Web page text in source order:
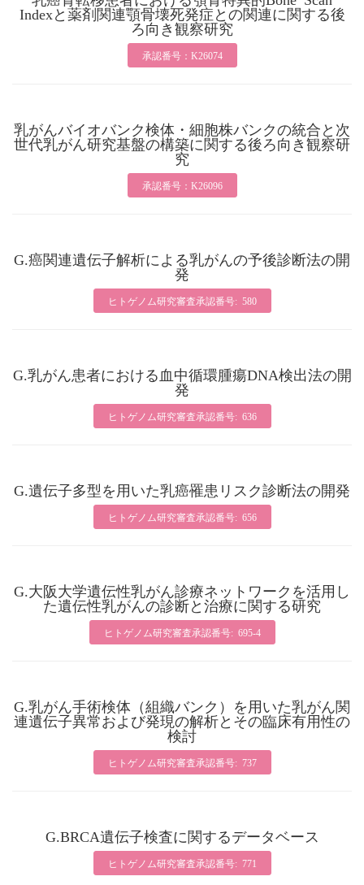
Indexと薬剤関連顎骨壊死発症との関連に関する後
ろ向き観察研究
承認番号：K26074
乳がんバイオバンク検体・細胞株バンクの統合と次
世代乳がん研究基盤の構築に関する後ろ向き観察研
究
承認番号：K26096
G.癌関連遺伝子解析による乳がんの予後診断法の開
発
ヒトゲノム研究審査承認番号: 580
G.乳がん患者における血中循環腫瘍DNA検出法の開
発
ヒトゲノム研究審査承認番号: 636
G.遺伝子多型を用いた乳癌罹患リスク診断法の開発
ヒトゲノム研究審査承認番号: 656
G.大阪大学遺伝性乳がん診療ネットワークを活用し
た遺伝性乳がんの診断と治療に関する研究
ヒトゲノム研究審査承認番号: 695-4
G.乳がん手術検体（組織バンク）を用いた乳がん関
連遺伝子異常および発現の解析とその臨床有用性の
検討
ヒトゲノム研究審査承認番号: 737
G.BRCA遺伝子検査に関するデータベース
ヒトゲノム研究審査承認番号: 771